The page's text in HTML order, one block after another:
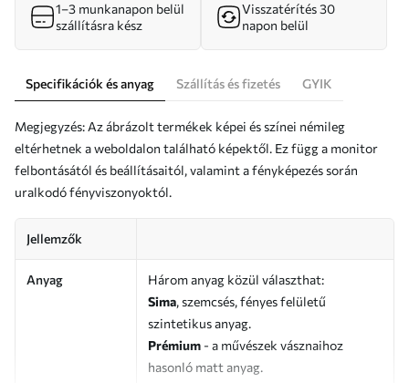
1–3 munkanapon belül
szállításra kész
Visszatérítés 30
napon belül
Specifikációk és anyag Szállítás és fizetés GYIK
Megjegyzés: Az ábrázolt termékek képei és színei némileg
eltérhetnek a weboldalon található képektől. Ez függ a monitor
felbontásától és beállításaitól, valamint a fényképezés során
uralkodó fényviszonyoktól.
Jellemzők
Anyag
Három anyag közül választhat:
Sima, szemcsés, fényes felületű
szintetikus anyag.
Prémium - a művészek vásznaihoz
hasonló matt anyag.